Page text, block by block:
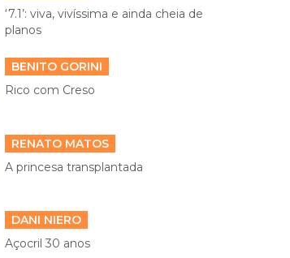
‘7.1’: viva, vivíssima e ainda cheia de
planos
BENITO GORINI
Rico com Creso
RENATO MATOS
A princesa transplantada
DANI NIERO
Açocril 30 anos